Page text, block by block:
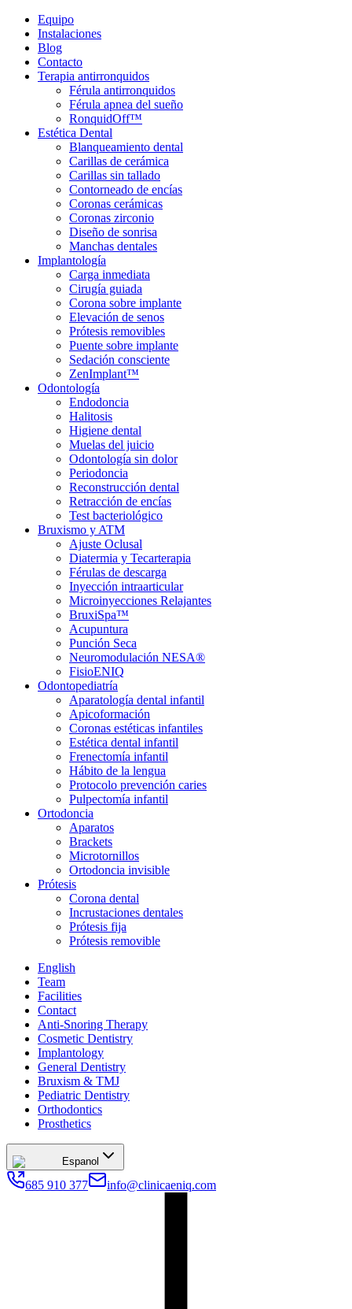
Equipo
Instalaciones
Blog
Contacto
Terapia antirronquidos
Férula antirronquidos
Férula apnea del sueño
RonquidOff™
Estética Dental
Blanqueamiento dental
Carillas de cerámica
Carillas sin tallado
Contorneado de encías
Coronas cerámicas
Coronas zirconio
Diseño de sonrisa
Manchas dentales
Implantología
Carga inmediata
Cirugía guiada
Corona sobre implante
Elevación de senos
Prótesis removibles
Puente sobre implante
Sedación consciente
ZenImplant™
Odontología
Endodoncia
Halitosis
Higiene dental
Muelas del juicio
Odontología sin dolor
Periodoncia
Reconstrucción dental
Retracción de encías
Test bacteriológico
Bruxismo y ATM
Ajuste Oclusal
Diatermia y Tecarterapia
Férulas de descarga
Inyección intraarticular
Microinyecciones Relajantes
BruxiSpa™
Acupuntura
Punción Seca
Neuromodulación NESA®
FisioENIQ
Odontopediatría
Aparatología dental infantil
Apicoformación
Coronas estéticas infantiles
Estética dental infantil
Frenectomía infantil
Hábito de la lengua
Protocolo prevención caries
Pulpectomía infantil
Ortodoncia
Aparatos
Brackets
Microtornillos
Ortodoncia invisible
Prótesis
Corona dental
Incrustaciones dentales
Prótesis fija
Prótesis removible
English
Team
Facilities
Contact
Anti-Snoring Therapy
Cosmetic Dentistry
Implantology
General Dentistry
Bruxism & TMJ
Pediatric Dentistry
Orthodontics
Prosthetics
Espanol
685 910 377 info@clinicaeniq.com